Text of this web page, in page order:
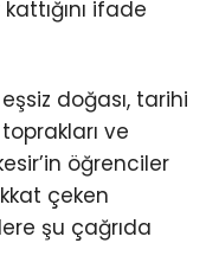
ifade
eşsiz doğası, tarihi
ve
öğrenciler
çeken
şu çağrıda